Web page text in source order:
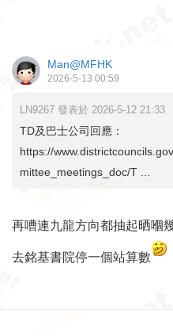
Man@MFHK
2026-5-13 00:59
LN9267 發表於 2026-5-12 21:33
TD及巴士公司回應：
https://
mittee_meetings_doc/T ...
再嘈連九龍方向都抽起晒嗰
去銘基書院停一個站算數